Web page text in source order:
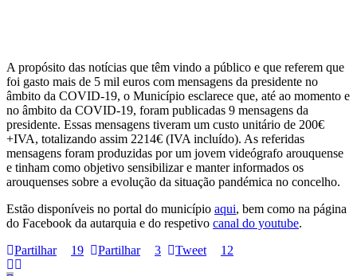
A propósito das notícias que têm vindo a público e que referem que
foi gasto mais de 5 mil euros com mensagens da presidente no
âmbito da COVID-19, o Município esclarece que, até ao momento e
no âmbito da COVID-19, foram publicadas 9 mensagens da
presidente. Essas mensagens tiveram um custo unitário de 200€
+IVA, totalizando assim 2214€ (IVA incluído). As referidas
mensagens foram produzidas por um jovem videógrafo arouquense
e tinham como objetivo sensibilizar e manter informados os
arouquenses sobre a evolução da situação pandémica no concelho.
Estão disponíveis no portal do município aqui, bem como na página
do Facebook da autarquia e do respetivo canal do youtube.
Partilhar
19 Partilhar 3 Tweet 12